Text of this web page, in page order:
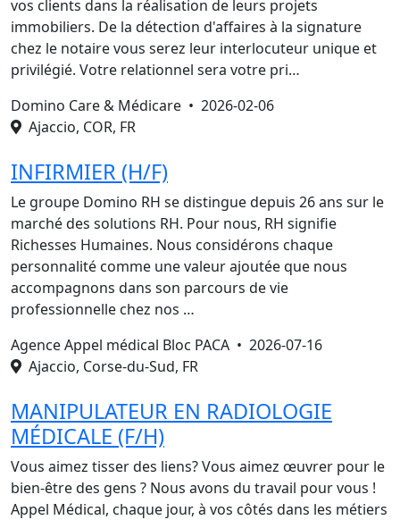
vos clients dans la réalisation de leurs projets
immobiliers. De la détection d'affaires à la signature
chez le notaire vous serez leur interlocuteur unique et
privilégié. Votre relationnel sera votre pri…
Domino Care & Médicare • 2026-02-06
Ajaccio, COR, FR
INFIRMIER (H/F)
Le groupe Domino RH se distingue depuis 26 ans sur le
marché des solutions RH. Pour nous, RH signifie
Richesses Humaines. Nous considérons chaque
personnalité comme une valeur ajoutée que nous
accompagnons dans son parcours de vie
professionnelle chez nos …
Agence Appel médical Bloc PACA • 2026-07-16
Ajaccio, Corse-du-Sud, FR
MANIPULATEUR EN RADIOLOGIE
MÉDICALE (F/H)
Vous aimez tisser des liens? Vous aimez œuvrer pour le
bien-être des gens ? Nous avons du travail pour vous !
Appel Médical, chaque jour, à vos côtés dans les métiers